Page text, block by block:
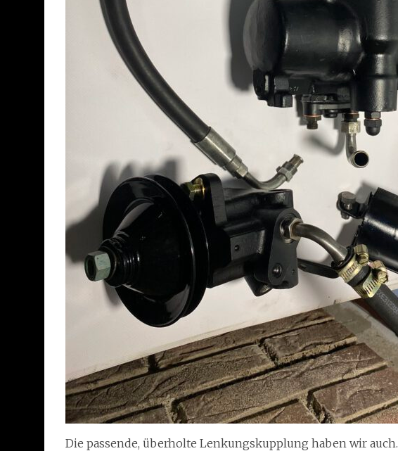
Die passende, überholte Lenkungskupplung haben wir auch.